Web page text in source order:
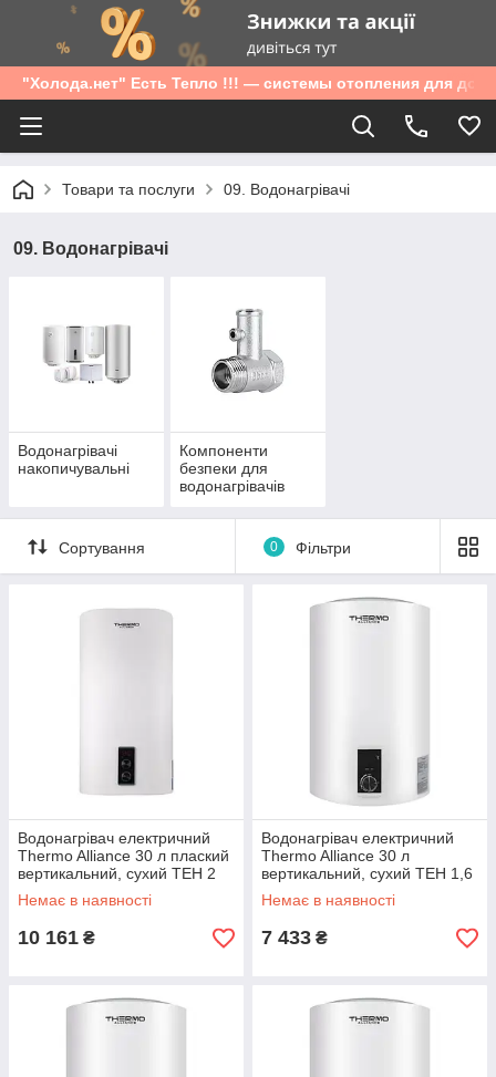
"Холода.нет" Есть Тепло !!! — системы отопления для дома
Товари та послуги 09. Водонагрівачі
09. Водонагрівачі
Водонагрівачі
накопичувальні
Компоненти
безпеки для
водонагрівачів
Сортування 0 Фільтри
Водонагрівач електричний
Thermo Alliance 30 л плаский
вертикальний, сухий ТЕН 2
кВт (0,8+1,2) DT30V20G(PD)-
D
Немає в наявності
10 161 ₴
Водонагрівач електричний
Thermo Alliance 30 л
вертикальний, сухий ТЕН 1,6
кВт D30V16J1(D)K
Немає в наявності
7 433 ₴